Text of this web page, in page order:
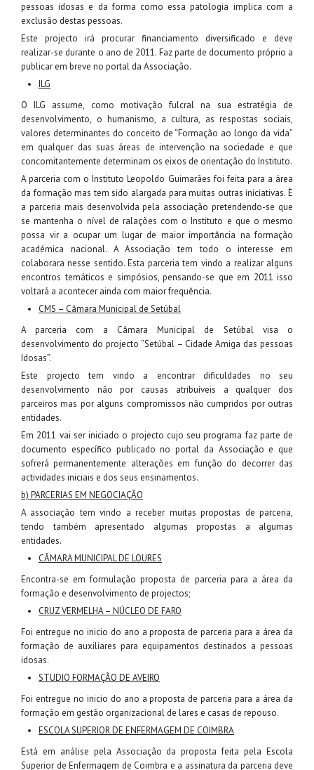
pessoas idosas e da forma como essa patologia implica com a
exclusão destas pessoas.
Este projecto irá procurar financiamento diversificado e deve
realizar-se durante o ano de 2011. Faz parte de documento próprio a
publicar em breve no portal da Associação.
ILG
O ILG assume, como motivação fulcral na sua estratégia de
desenvolvimento, o humanismo, a cultura, as respostas sociais,
valores determinantes do conceito de “Formação ao longo da vida”
em qualquer das suas áreas de intervenção na sociedade e que
concomitantemente determinam os eixos de orientação do Instituto.
A parceria com o Instituto Leopoldo Guimarães foi feita para a área
da formação mas tem sido alargada para muitas outras iniciativas. È
a parceria mais desenvolvida pela associação pretendendo-se que
se mantenha o nível de ralações com o Instituto e que o mesmo
possa vir a ocupar um lugar de maior importância na formação
académica nacional. A Associação tem todo o interesse em
colaborara nesse sentido. Esta parceria tem vindo a realizar alguns
encontros temáticos e simpósios, pensando-se que em 2011 isso
voltará a acontecer ainda com maior frequência.
CMS – Câmara Municipal de Setúbal
A parceria com a Câmara Municipal de Setúbal visa o
desenvolvimento do projecto “Setúbal – Cidade Amiga das pessoas
Idosas”.
Este projecto tem vindo a encontrar dificuldades no seu
desenvolvimento não por causas atribuíveis a qualquer dos
parceiros mas por alguns compromissos não cumpridos por outras
entidades.
Em 2011 vai ser iniciado o projecto cujo seu programa faz parte de
documento específico publicado no portal da Associação e que
sofrerá permanentemente alterações em função do decorrer das
actividades iniciais e dos seus ensinamentos.
b) PARCERIAS EM NEGOCIAÇÃO
A associação tem vindo a receber muitas propostas de parceria,
tendo também apresentado algumas propostas a algumas
entidades.
CÂMARA MUNICIPAL DE LOURES
Encontra-se em formulação proposta de parceria para a área da
formação e desenvolvimento de projectos;
CRUZ VERMELHA – NÚCLEO DE FARO
Foi entregue no inicio do ano a proposta de parceria para a área da
formação de auxiliares para equipamentos destinados a pessoas
idosas.
STUDIO FORMAÇÃO DE AVEIRO
Foi entregue no inicio do ano a proposta de parceria para a área da
formação em gestão organizacional de lares e casas de repouso.
ESCOLA SUPERIOR DE ENFERMAGEM DE COIMBRA
Está em análise pela Associação da proposta feita pela Escola
Superior de Enfermagem de Coimbra e a assinatura da parceria deve